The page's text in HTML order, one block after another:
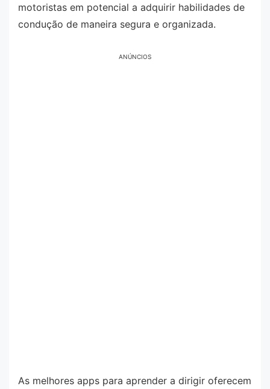
motoristas em potencial a adquirir habilidades de
condução de maneira segura e organizada.
ANÚNCIOS
As melhores apps para aprender a dirigir oferecem